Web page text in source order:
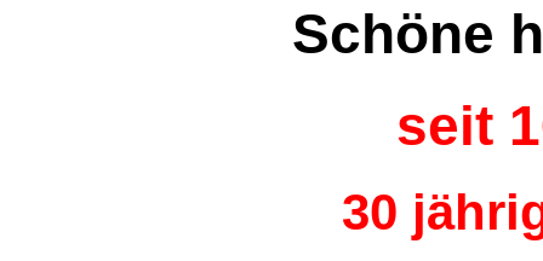
Schöne
seit
30